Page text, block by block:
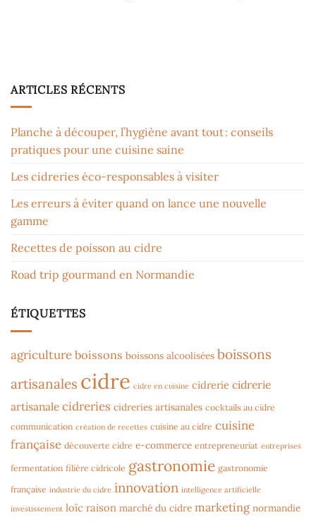
ARTICLES RÉCENTS
Planche à découper, l’hygiène avant tout : conseils
pratiques pour une cuisine saine
Les cidreries éco-responsables à visiter
Les erreurs à éviter quand on lance une nouvelle
gamme
Recettes de poisson au cidre
Road trip gourmand en Normandie
ÉTIQUETTES
agriculture boissons boissons alcoolisées boissons
artisanales cidre cidre en cuisine cidrerie cidrerie
artisanale cidreries cidreries artisanales cocktails au cidre
communication création de recettes cuisine au cidre cuisine
française découverte cidre e-commerce entrepreneuriat entreprises
fermentation filière cidricole gastronomie gastronomie
française industrie du cidre innovation intelligence artificielle
investissement loïc raison marché du cidre marketing normandie